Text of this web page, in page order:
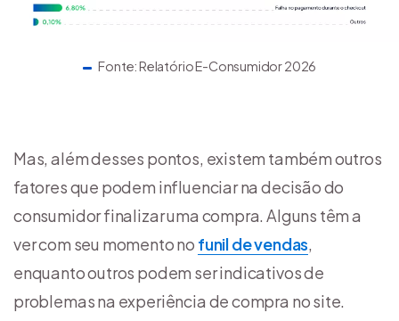
Fonte: Relatório E-Consumidor 2026
Mas, além desses pontos, existem também outros
fatores que podem influenciar na decisão do
consumidor finalizar uma compra. Alguns têm a
ver com seu momento no funil de vendas,
enquanto outros podem ser indicativos de
problemas na experiência de compra no site.